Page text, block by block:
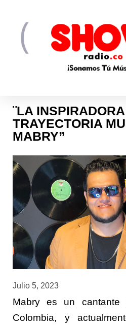
¨LA INSPIRADORA
TRAYECTORIA
MABRY”
Julio 5, 2023
Mabry es un cantante
Colombia, y